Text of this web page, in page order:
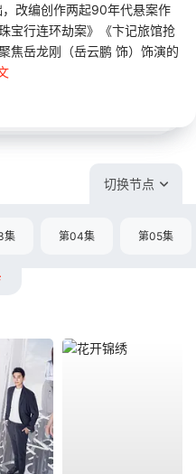
改编创作两起90年代悬案作
宝行连环劫案》《卞记旅馆抢
焦岳龙刚（岳云鹏 饰）饰演的
切换节点
集 第04集 第05集